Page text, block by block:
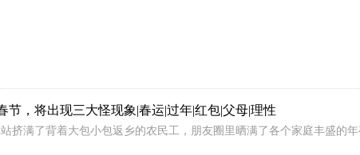
，将出现三大怪现象|春运|过年|红包|父母|理性
挤满了背着大包小包返乡的农民工，朋友圈里晒满了各个家庭丰盛的